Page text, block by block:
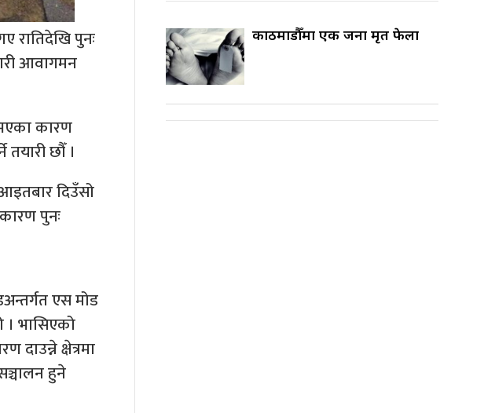
रातिदेखि पुनः
आवागमन
कारण
छौँ ।
दिउँसो
पुनः
एस मोड
भासिएको
क्षेत्रमा
हुने
काठमाडौँमा एक जना मृत फेला